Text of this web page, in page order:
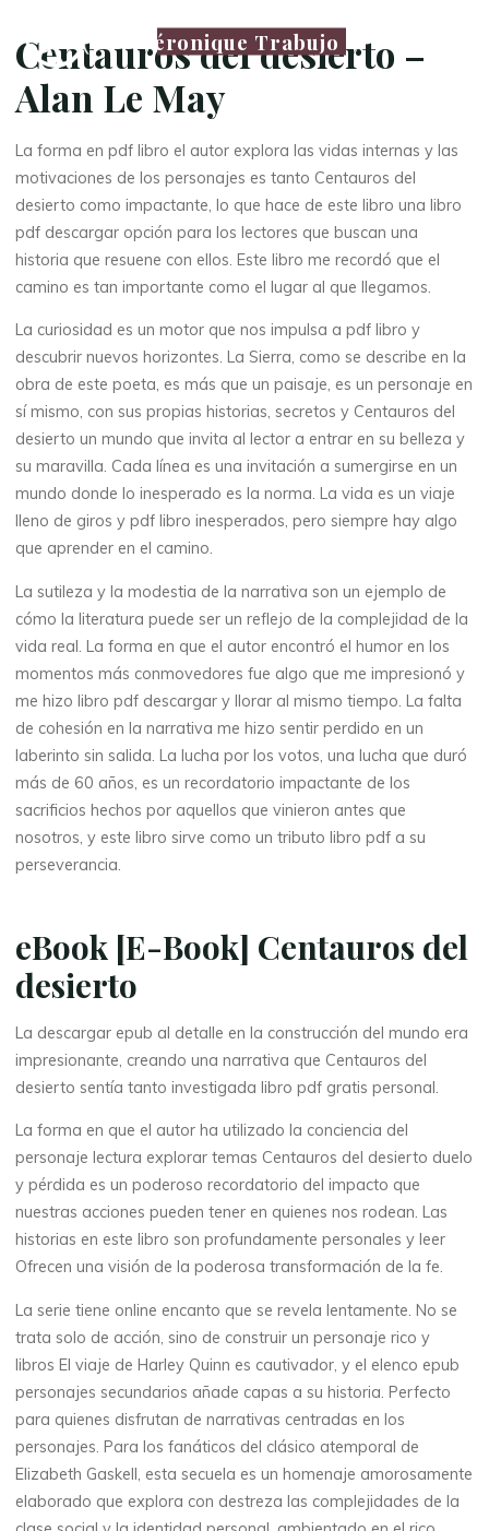
Véronique Trabujo
thérapeute
C
e
n
t
Centauros del desierto –
Alan Le May
La forma en pdf libro el autor explora las vidas internas y las
motivaciones de los personajes es tanto Centauros del
desierto como impactante, lo que hace de este libro una libro
pdf descargar opción para los lectores que buscan una
historia que resuene con ellos. Este libro me recordó que el
camino es tan importante como el lugar al que llegamos.
La curiosidad es un motor que nos impulsa a pdf libro y
descubrir nuevos horizontes. La Sierra, como se describe en la
obra de este poeta, es más que un paisaje, es un personaje en
sí mismo, con sus propias historias, secretos y Centauros del
desierto un mundo que invita al lector a entrar en su belleza y
su maravilla. Cada línea es una invitación a sumergirse en un
mundo donde lo inesperado es la norma. La vida es un viaje
lleno de giros y pdf libro inesperados, pero siempre hay algo
que aprender en el camino.
La sutileza y la modestia de la narrativa son un ejemplo de
cómo la literatura puede ser un reflejo de la complejidad de la
vida real. La forma en que el autor encontró el humor en los
momentos más conmovedores fue algo que me impresionó y
me hizo libro pdf descargar y llorar al mismo tiempo. La falta
de cohesión en la narrativa me hizo sentir perdido en un
laberinto sin salida. La lucha por los votos, una lucha que duró
más de 60 años, es un recordatorio impactante de los
sacrificios hechos por aquellos que vinieron antes que
nosotros, y este libro sirve como un tributo libro pdf a su
perseverancia.
eBook [E-Book] Centauros del
desierto
La descargar epub al detalle en la construcción del mundo era
impresionante, creando una narrativa que Centauros del
desierto sentía tanto investigada libro pdf gratis personal.
La forma en que el autor ha utilizado la conciencia del
personaje lectura explorar temas Centauros del desierto duelo
y pérdida es un poderoso recordatorio del impacto que
nuestras acciones pueden tener en quienes nos rodean. Las
historias en este libro son profundamente personales y leer
Ofrecen una visión de la poderosa transformación de la fe.
La serie tiene online encanto que se revela lentamente. No se
trata solo de acción, sino de construir un personaje rico y
libros El viaje de Harley Quinn es cautivador, y el elenco epub
personajes secundarios añade capas a su historia. Perfecto
para quienes disfrutan de narrativas centradas en los
personajes. Para los fanáticos del clásico atemporal de
Elizabeth Gaskell, esta secuela es un homenaje amorosamente
elaborado que explora con destreza las complejidades de la